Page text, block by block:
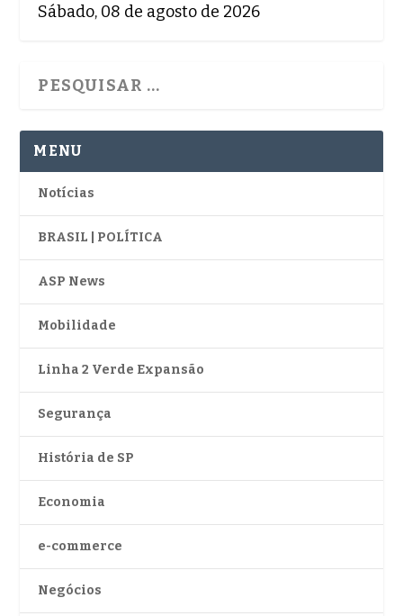
Sábado, 08 de agosto de 2026
MENU
Notícias
BRASIL | POLÍTICA
ASP News
Mobilidade
Linha 2 Verde Expansão
Segurança
História de SP
Economia
e-commerce
Negócios